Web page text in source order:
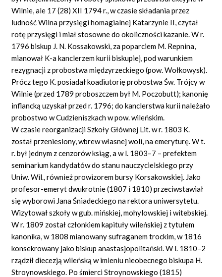
Wilnie, ale 17 (28) XII 1794 r., w czasie składania przez
ludność Wilna przysięgi homagialnej Katarzynie II, czytał
rotę przysięgi i miał stosowne do okoliczności kazanie. W r.
1796 biskup J. N. Kossakowski, za poparciem M. Repnina,
mianował K-a kanclerzem kurii biskupiej, pod warunkiem
rezygnacji z probostwa międzyrzeckiego (pow. Wołkowysk).
Prócz tego K. posiadał koadiutorię probostwa Św. Trójcy w
Wilnie (przed 1789 proboszczem był M. Poczobutt); kanonię
inflancką uzyskał przed r. 1796; do kanclerstwa kurii należało
probostwo w Cudzieniszkach w pow. wileńskim.
W czasie reorganizacji Szkoły Głównej Lit. w r. 1803 K.
został przeniesiony, wbrew własnej woli, na emeryturę. W t.
r. był jednym z cenzorów ksiąg, a w l. 1803–7 – prefektem
seminarium kandydatów do stanu nauczycielskiego przy
Uniw. Wil., również prowizorem bursy Korsakowskiej. Jako
profesor-emeryt dwukrotnie (1807 i 1810) przeciwstawiał
się wyborowi Jana Śniadeckiego na rektora uniwersytetu.
Wizytował szkoły w gub. mińskiej, mohylowskiej i witebskiej.
W r. 1809 został członkiem kapituły wileńskiej z tytułem
kanonika, w 1808 mianowany sufraganem trockim, w 1816
konsekrowany jako biskup anastasjopolitański. W l. 1810–2
rządził diecezją wileńską w imieniu nieobecnego biskupa H.
Stroynowskiego. Po śmierci Stroynowskiego (1815)